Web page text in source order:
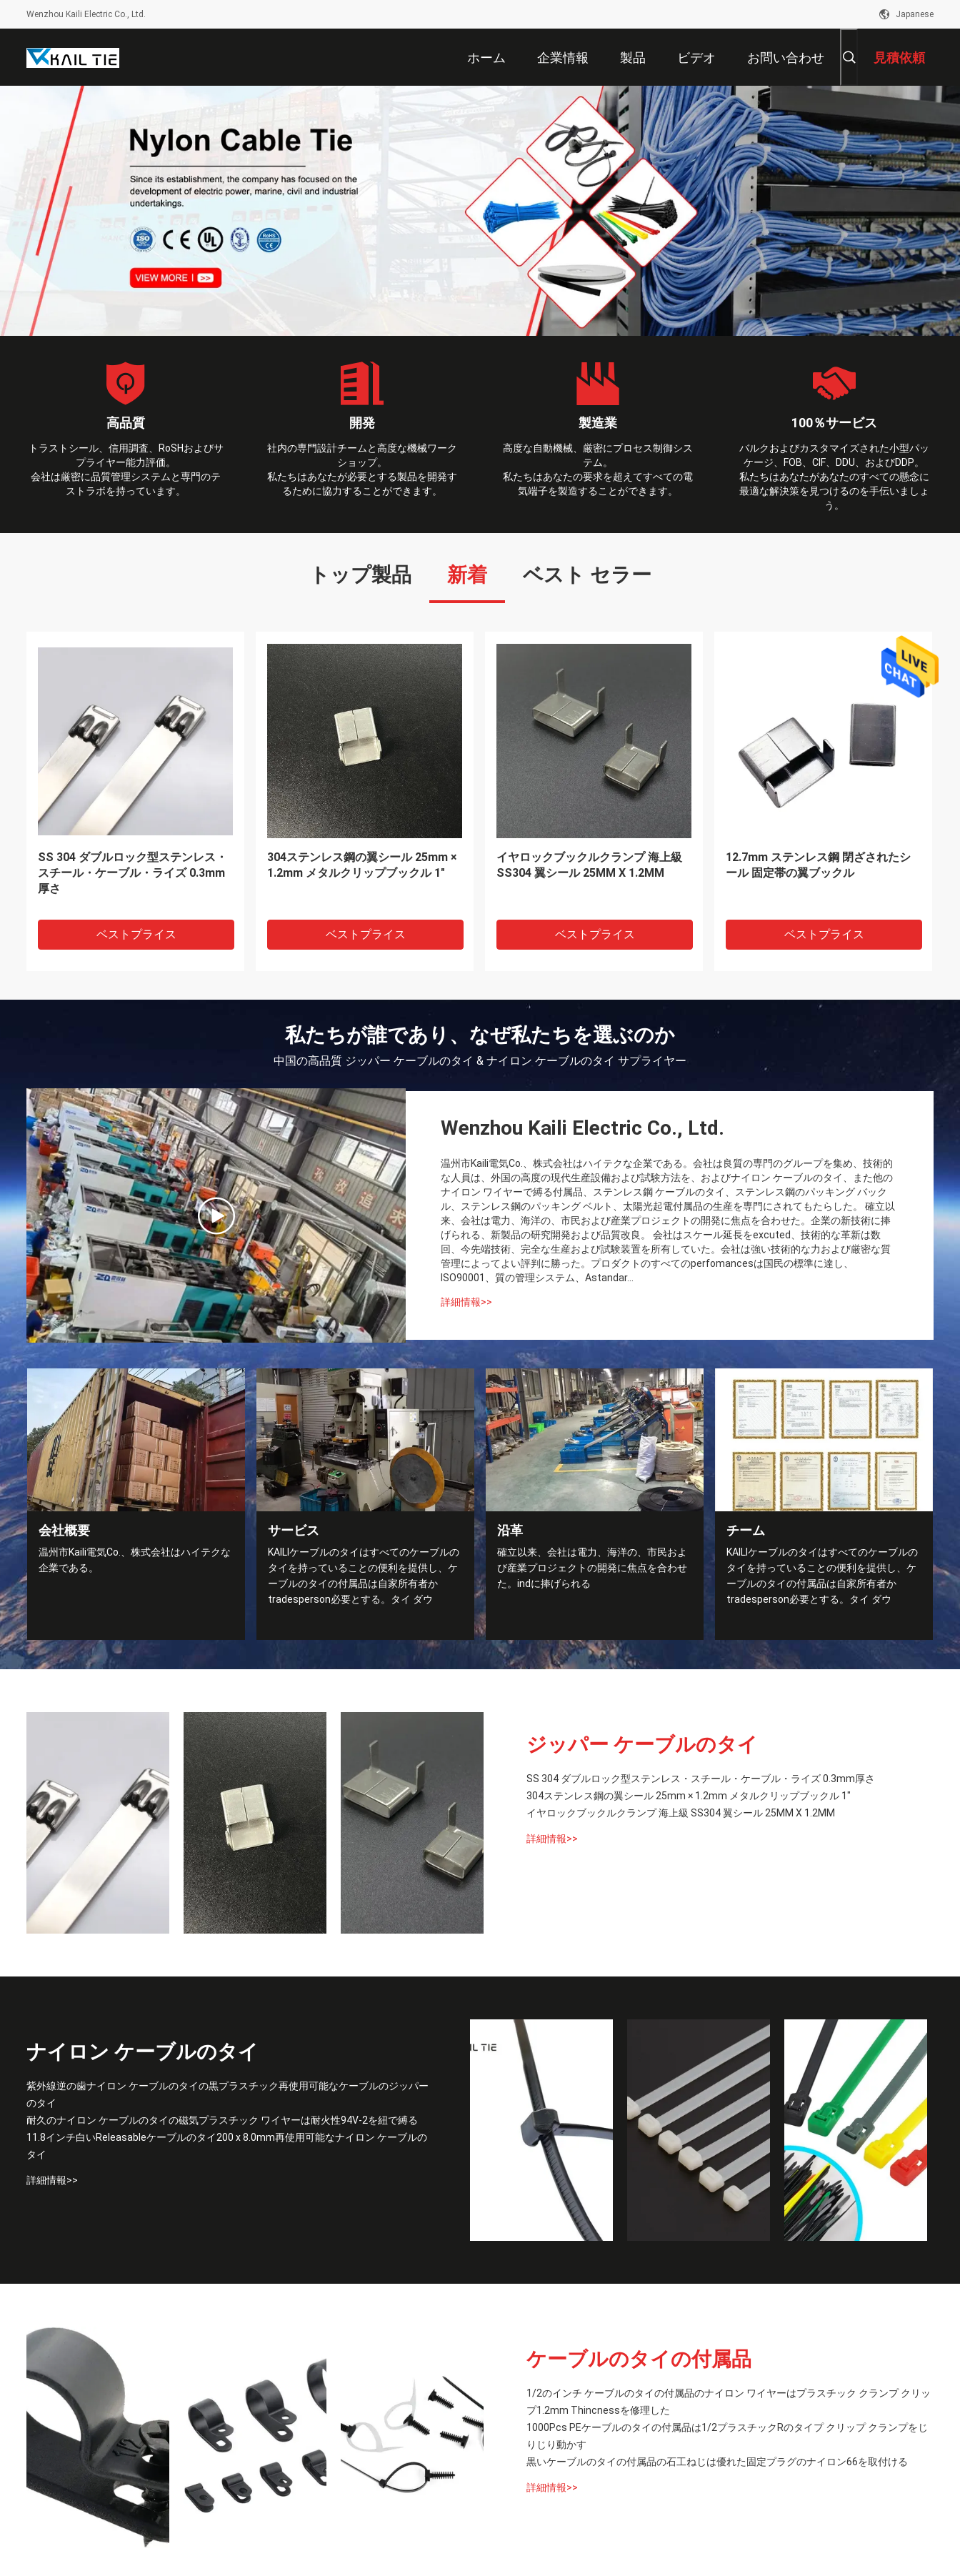
Wenzhou Kaili Electric Co., Ltd. Japanese
ホーム 企業情報 製品 ビデオ お問い合わせ 見積依頼
高品質
トラストシール、信用調査、RoSHおよびサ
プライヤー能力評価。
会社は厳密に品質管理システムと専門のテ
ストラボを持っています。
開発
社内の専門設計チームと高度な機械ワーク
ショップ。
私たちはあなたが必要とする製品を開発す
るために協力することができます。
製造業
高度な自動機械、厳密にプロセス制御シス
テム。
私たちはあなたの要求を超えてすべての電
気端子を製造することができます。
100％サービス
バルクおよびカスタマイズされた小型パッ
ケージ、FOB、CIF、DDU、およびDDP。
私たちはあなたがあなたのすべての懸念に
最適な解決策を見つけるのを手伝いましょ
う。
トップ製品 新着 ベスト セラー
ステンレス鋼太陽ケーブル クリップ
SS304太陽土台ワイヤー固定クリップ
ベストプライス
ジッパー ケーブルのタイ316のステン
レス鋼7.9mmの幅0.25mmの厚さを締
ベストプライス
VIDEO
10x400mm多彩なナイロン ケーブル
のタイの屋内運動場のナイロン66の
ベストプライス
SS Barbナイロン ケーブルのタイ50
のLbs 8インチの準正装の覆い100の
ベストプライス
私たちが誰であり、なぜ私たちを選ぶのか
中国の高品質 ジッパー ケーブルのタイ & ナイロン ケーブルのタイ サプライヤー
Wenzhou Kaili Electric Co., Ltd.
温州市Kaili電気Co.、株式会社はハイテクな企業である。会社は良質の専門のグループを集め、技術的
な人員は、外国の高度の現代生産設備および試験方法を、およびナイロン ケーブルのタイ、また他の
ナイロン ワイヤーで縛る付属品、ステンレス鋼 ケーブルのタイ、ステンレス鋼のパッキング バック
ル、ステンレス鋼のパッキング ベルト、太陽光起電付属品の生産を専門にされてもたらした。 確立以
来、会社は電力、海洋の、市民および産業プロジェクトの開発に焦点を合わせた。企業の新技術に捧
げられる、新製品の研究開発および品質改良。 会社はスケール延長をexcuted、技術的な革新は数
回、今先端技術、完全な生産および試験装置を所有していた。会社は強い技術的な力および厳密な質
管理によってよい評判に勝った。プロダクトのすべてのperfomancesは国民の標準に達し、
ISO90001、質の管理システム、Astandar...
詳細情報>>
会社概要
温州市Kaili電気Co.、株式会社はハイテクな
企業である。
サービス
KAILIケーブルのタイはすべてのケーブルの
タイを持っていることの便利を提供し、ケ
ーブルのタイの付属品は自家所有者か
tradesperson必要とする。タイ ダウ
沿革
確立以来、会社は電力、海洋の、市民およ
び産業プロジェクトの開発に焦点を合わせ
た。indに捧げられる
チーム
KAILIケーブルのタイはすべてのケーブルの
タイを持っていることの便利を提供し、ケ
ーブルのタイの付属品は自家所有者か
tradesperson必要とする。タイ ダウ
ジッパー ケーブルのタイ
SS 304 ダブルロック型ステンレス・スチール・ケーブル・ライズ 0.3mm厚さ
304ステンレス鋼の翼シール 25mm × 1.2mm メタルクリップブックル 1"
イヤロックブックルクランプ 海上級 SS304 翼シール 25MM X 1.2MM
詳細情報>>
ナイロン ケーブルのタイ
紫外線逆の歯ナイロン ケーブルのタイの黒プラスチック再使用可能なケーブルのジッパー
のタイ
耐久のナイロン ケーブルのタイの磁気プラスチック ワイヤーは耐火性94V-2を紐で縛る
11.8インチ白いReleasableケーブルのタイ200 x 8.0mm再使用可能なナイロン ケーブルの
タイ
詳細情報>>
ケーブルのタイの付属品
1/2のインチ ケーブルのタイの付属品のナイロン ワイヤーはプラスチック クランプ クリッ
プ1.2mm Thincnessを修理した
1000Pcs PEケーブルのタイの付属品は1/2プラスチックRのタイプ クリップ クランプをじ
りじり動かす
黒いケーブルのタイの付属品の石工ねじは優れた固定プラグのナイロン66を取付ける
詳細情報>>